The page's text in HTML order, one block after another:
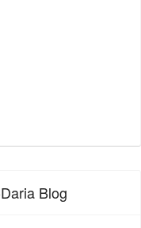
Blog